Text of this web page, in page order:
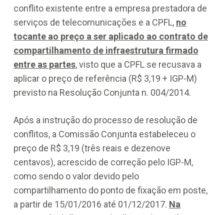
conflito existente entre a empresa prestadora de
serviços de telecomunicações e a CPFL, no
tocante ao preço a ser aplicado ao contrato de
compartilhamento de infraestrutura firmado
entre as partes, visto que a CPFL se recusava a
aplicar o preço de referência (R$ 3,19 + IGP-M)
previsto na Resolução Conjunta n. 004/2014.
Após a instrução do processo de resolução de
conflitos, a Comissão Conjunta estabeleceu o
preço de R$ 3,19 (três reais e dezenove
centavos), acrescido de correção pelo IGP-M,
como sendo o valor devido pelo
compartilhamento do ponto de fixação em poste,
a partir de 15/01/2016 até 01/12/2017. Na